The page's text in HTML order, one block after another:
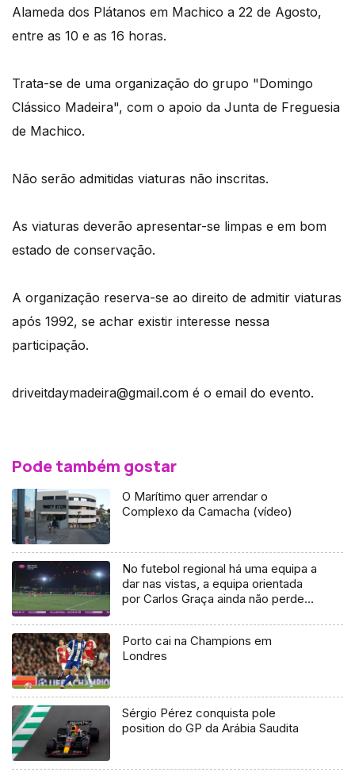
Alameda dos Plátanos em Machico a 22 de Agosto,
entre as 10 e as 16 horas.
Trata-se de uma organização do grupo "Domingo
Clássico Madeira", com o apoio da Junta de Freguesia
de Machico.
Não serão admitidas viaturas não inscritas.
As viaturas deverão apresentar-se limpas e em bom
estado de conservação.
A organização reserva-se ao direito de admitir viaturas
após 1992, se achar existir interesse nessa
participação.
driveitdaymadeira@gmail.com é o email do evento.
Pode também gostar
O Marítimo quer arrendar o
Complexo da Camacha (vídeo)
No futebol regional há uma equipa a
dar nas vistas, a equipa orientada
por Carlos Graça ainda não perdeu
Porto cai na Champions em
Londres
Sérgio Pérez conquista pole
position do GP da Arábia Saudita